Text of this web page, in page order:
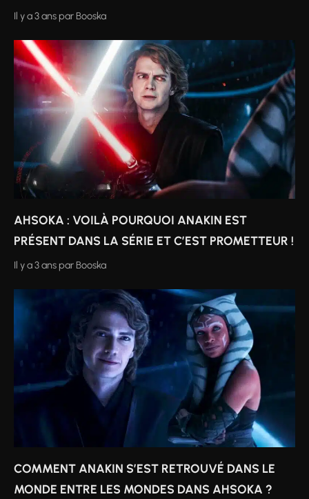
Il y a 3 ans par Booska
AHSOKA : VOILÀ POURQUOI ANAKIN EST
PRÉSENT DANS LA SÉRIE ET C’EST PROMETTEUR !
Il y a 3 ans par Booska
COMMENT ANAKIN S’EST RETROUVÉ DANS LE
MONDE ENTRE LES MONDES DANS AHSOKA ?